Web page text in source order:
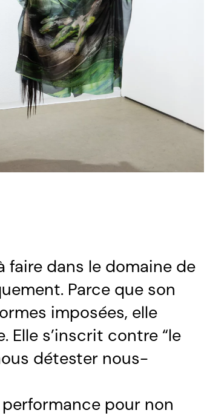
faire dans le domaine de
Parce que son
imposées, elle
Elle s’inscrit contre “le
détester nous-
performance pour non